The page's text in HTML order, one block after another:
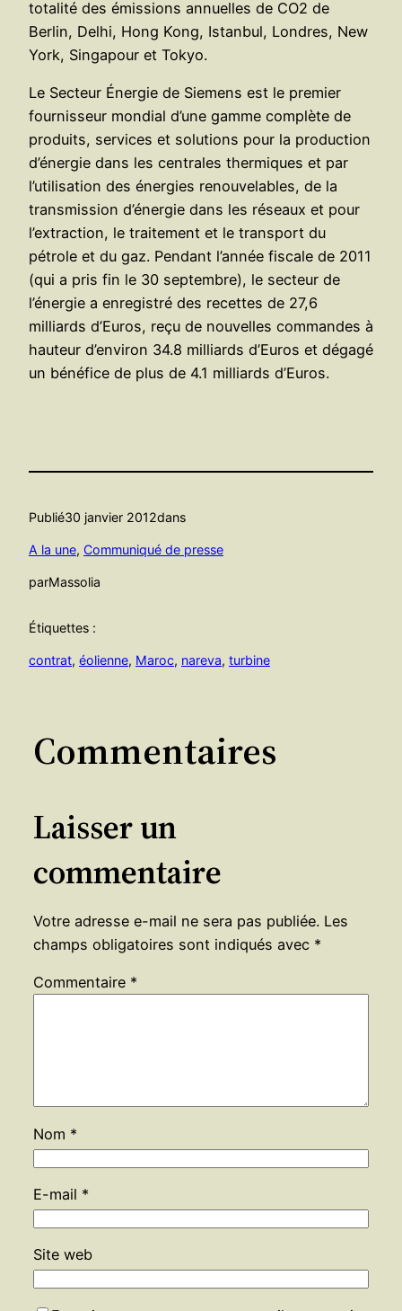
totalité des émissions annuelles de CO2 de
Berlin, Delhi, Hong Kong, Istanbul, Londres, New
York, Singapour et Tokyo.
Le Secteur Énergie de Siemens est le premier
fournisseur mondial d’une gamme complète de
produits, services et solutions pour la production
d’énergie dans les centrales thermiques et par
l’utilisation des énergies renouvelables, de la
transmission d’énergie dans les réseaux et pour
l’extraction, le traitement et le transport du
pétrole et du gaz. Pendant l’année fiscale de 2011
(qui a pris fin le 30 septembre), le secteur de
l’énergie a enregistré des recettes de 27,6
milliards d’Euros, reçu de nouvelles commandes à
hauteur d’environ 34.8 milliards d’Euros et dégagé
un bénéfice de plus de 4.1 milliards d’Euros.
Publié30 janvier 2012dans
A la une, Communiqué de presse
parMassolia
Étiquettes :
contrat, éolienne, Maroc, nareva, turbine
Commentaires
Laisser un
commentaire
Votre adresse e-mail ne sera pas publiée. Les
champs obligatoires sont indiqués avec *
Commentaire *
Nom *
E-mail *
Site web